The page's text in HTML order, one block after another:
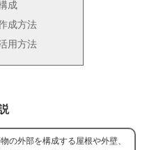
成
成方法
用方法
の外部を構成する屋根や外壁、